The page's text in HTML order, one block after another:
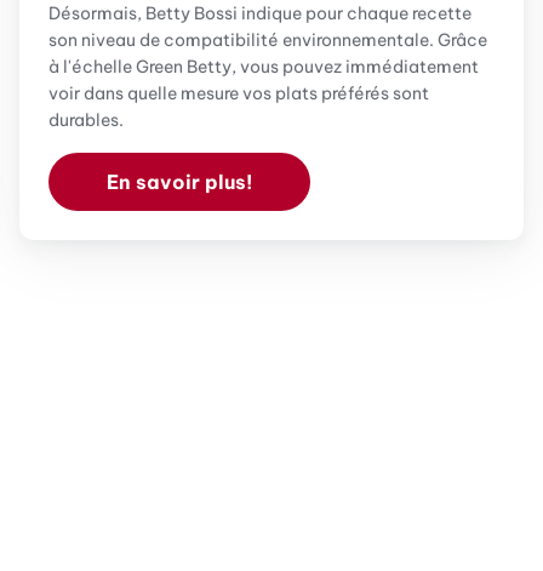
Désormais, Betty Bossi indique pour chaque recette
son niveau de compatibilité environnementale. Grâce
à l'échelle Green Betty, vous pouvez immédiatement
voir dans quelle mesure vos plats préférés sont
durables.
En savoir plus!